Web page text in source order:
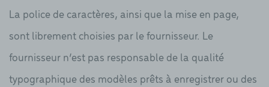
La police de caractères, ainsi que la mise en page,
sont librement choisies par le fournisseur. Le
fournisseur n’est pas responsable de la qualité
typographique des modèles prêts à enregistrer ou des